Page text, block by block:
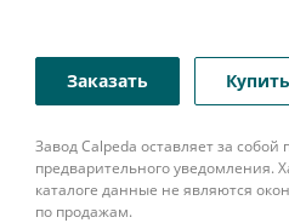
Заказать
Завод Calpeda оставляет за
предварительного уведомления.
каталоге данные не являются
по продажам.